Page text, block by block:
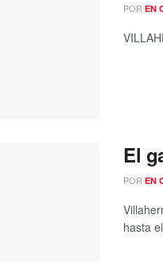
POR EN
El
POR EN
hasta